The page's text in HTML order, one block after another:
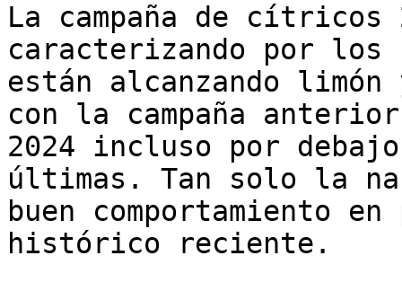
La campaña de cítricos
caracterizando por los
están alcanzando limón
con la campaña
2024 incluso por
últimas. Tan solo la
buen comportamiento
histórico reciente.